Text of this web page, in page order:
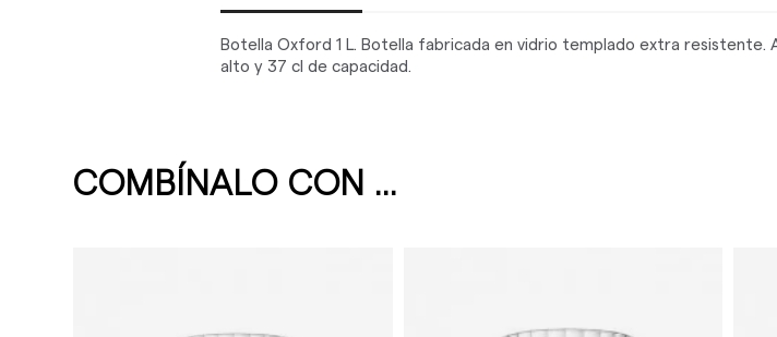
Botella Oxford 1 L. Botella fabricada en vidrio templado extra resistente.
alto y 37 cl de capacidad.
COMBÍNALO CON ...